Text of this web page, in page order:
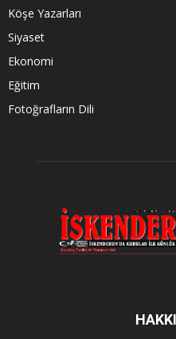
Köşe Yazarları
Siyaset
Ekonomi
Eğitim
Fotoğrafların Dili